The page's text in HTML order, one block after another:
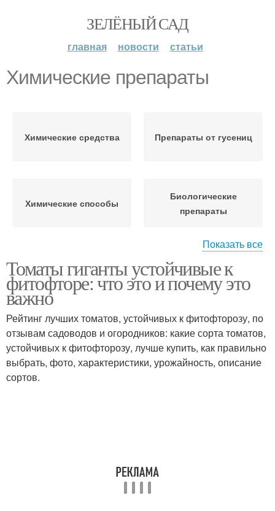
ЗЕЛЁНЫЙ САД
главная новости статьи
Химические препараты
Химические средства Препараты от гусениц
Химические способы
Биологические
препараты
Препараты для лечения Препараты от слизней
Препараты от
слизняков
Показать все
Томаты гиганты устойчивые к
фитофторе: что это и почему это
важно
Рейтинг лучших томатов, устойчивых к фитофторозу, по
отзывам садоводов и огородников: какие сорта томатов,
устойчивых к фитофторозу, лучше купить, как правильно
выбрать, фото, характеристики, урожайность, описание
сортов.